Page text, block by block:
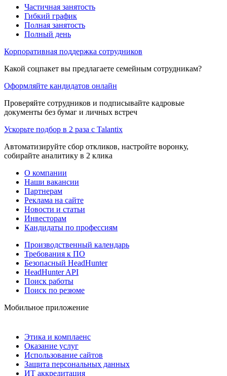
Частичная занятость
Гибкий график
Полная занятость
Полный день
Корпоративная поддержка сотрудников
Какой соцпакет вы предлагаете семейным сотрудникам?
Оформляйте кандидатов онлайн
Проверяйте сотрудников и подписывайте кадровые
документы без бумаг и личных встреч
Ускорьте подбор в 2 раза с Talantix
Автоматизируйте сбор откликов, настройте воронку,
собирайте аналитику в 2 клика
О компании
Наши вакансии
Партнерам
Реклама на сайте
Новости и статьи
Инвесторам
Кандидаты по профессиям
Производственный календарь
Требования к ПО
Безопасный HeadHunter
HeadHunter API
Поиск работы
Поиск по резюме
Мобильное приложение
Этика и комплаенс
Оказание услуг
Использование сайтов
Защита персональных данных
ИТ аккредитация